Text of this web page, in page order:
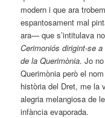
modern i que ara
espantosament mal
ara— que s’intitulava
Cerimoniós dirigint-se
de la Querimònia. Jo
Querimònia però el
història del Dret, me la
alegria melangiosa de
infància evaporada.